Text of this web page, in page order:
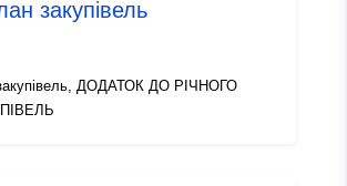
закупівель
ДОДАТОК ДО РІЧНОГО